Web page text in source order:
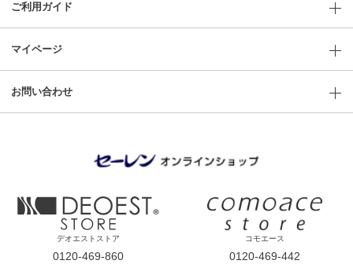
ご利用ガイド
マイページ
お問い合わせ
デオエストストア
0120-469-860
コモエース
0120-469-442